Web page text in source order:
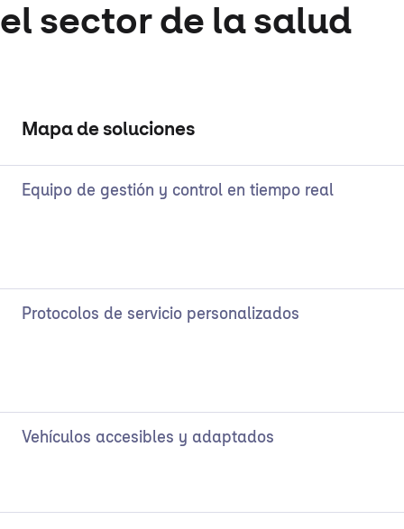
el sector de la salud
Mapa de soluciones
Equipo de gestión y control en tiempo real
Protocolos de servicio personalizados
Vehículos accesibles y adaptados